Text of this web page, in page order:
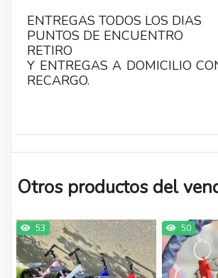
ENTREGAS TODOS LOS DIAS
PUNTOS DE ENCUENTRO
RETIRO
Y ENTREGAS A DOMICILIO
RECARGO.
Otros productos del
53 50